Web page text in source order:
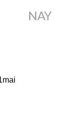
NAY